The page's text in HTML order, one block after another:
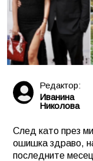
Редактор:
Иванина
Николова
След като през
ошишка здраво,
последните